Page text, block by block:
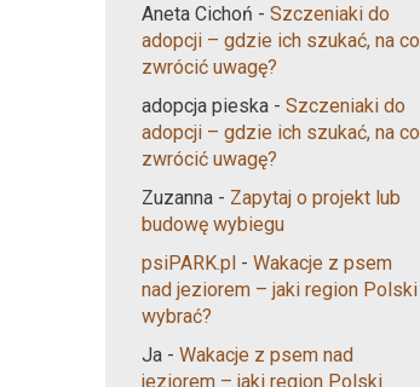
Aneta Cichoń - Szczeniaki do
adopcji – gdzie ich szukać, na co
zwrócić uwagę?
adopcja pieska - Szczeniaki do
adopcji – gdzie ich szukać, na co
zwrócić uwagę?
Zuzanna - Zapytaj o projekt lub
budowę wybiegu
psiPARK.pl - Wakacje z psem
nad jeziorem – jaki region Polski
wybrać?
Ja - Wakacje z psem nad
jeziorem – jaki region Polski